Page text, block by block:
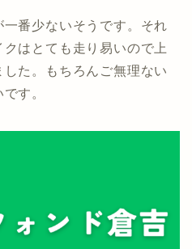
番少ないそうです。それ
はとても走り易いので上
た。もちろんご無理ない
す。